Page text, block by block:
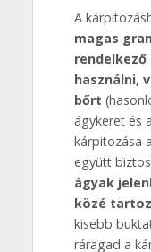
A
magas
használni,
bőrt
ágykeret és
kárpitozása
együtt
ágyak
közé
kisebb
ráragad a